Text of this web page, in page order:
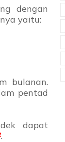
dengan
yaitu:
bulanan.
pentad
dapat
.